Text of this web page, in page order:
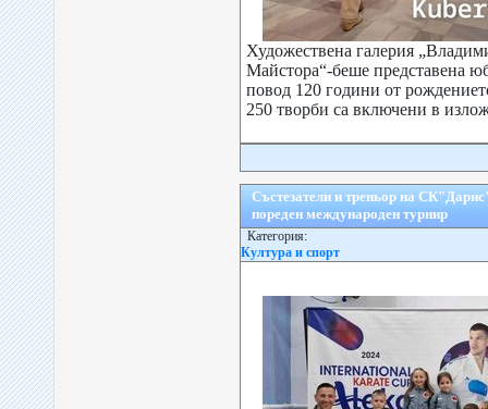
Художествена галерия
Майстора“-беше представена
повод 120 години от
250 творби са включени в
Състезатели и треньор на
пореден международен турнир
Категория:
Култура и спорт